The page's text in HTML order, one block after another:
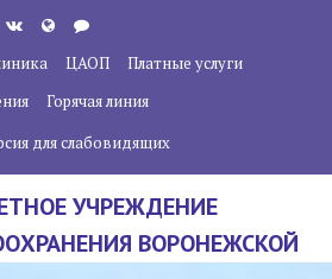
ЦАОП
Платные услуги
Горячая линия
для слабовидящих
УЧРЕЖДЕНИЕ
ВОРОНЕЖСКОЙ